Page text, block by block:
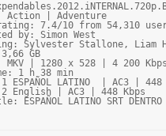
Action | Adventure
rating: 7.4/10 from 54,310
by: Simon West
Sylvester Stallone, Liam
GB
MKV | 1280 x 528 | 4 200 Kbps
1 h 38 min
ESPAÑOL LATINO  | AC3 | 448
English | AC3 | 448 Kbps
ESPAÑOL LATINO SRT DENTRO